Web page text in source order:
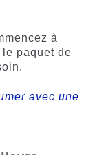
à
paquet de
avec une